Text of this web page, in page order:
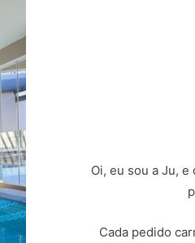
Oi, eu sou a Ju,
Cada pedido